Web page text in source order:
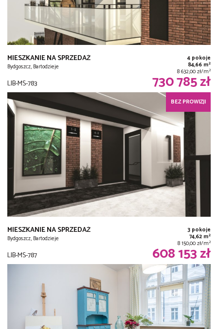
MIESZKANIE NA SPRZEDAŻ
Bydgoszcz, Bartodzieje
4 pokoje
84,66 m2
8 632,00 zł/m2
LIB-MS-783 730 785 zł
BEZ PROWIZJI
MIESZKANIE NA SPRZEDAŻ
Bydgoszcz, Bartodzieje
3 pokoje
74,62 m2
8 150,00 zł/m2
LIB-MS-787 608 153 zł